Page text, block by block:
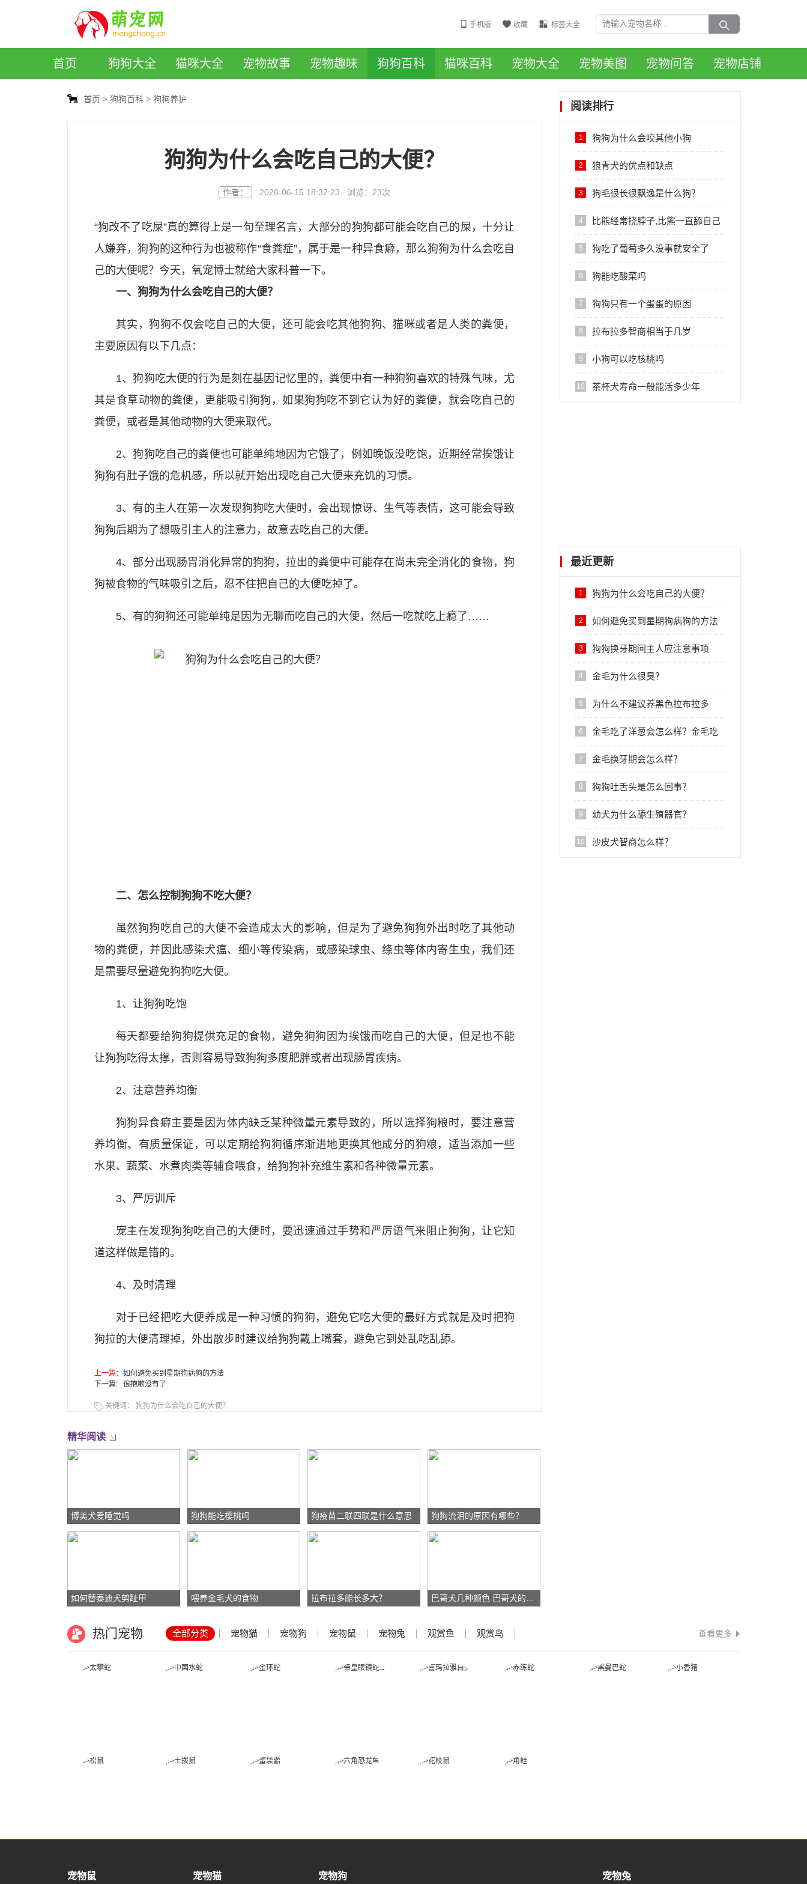
手机版 收藏 标签大全
首页 狗狗大全 猫咪大全 宠物故事 宠物趣味 狗狗百科 猫咪百科 宠物大全 宠物美图 宠物问答 宠物店铺
首页 狗狗百科 狗狗养护
狗狗为什么会吃自己的大便？
作者： 2026-06-15 18:32:23 浏览： 23次
“狗改不了吃屎”真的算得上是一句至理名言，大部分的狗狗都可能会吃自己的屎，十分让
人嫌弃，狗狗的这种行为也被称作“食粪症”，属于是一种异食癖，那么狗狗为什么会吃自
己的大便呢？今天，氧宠博士就给大家科普一下。
一、狗狗为什么会吃自己的大便？
其实，狗狗不仅会吃自己的大便，还可能会吃其他狗狗、猫咪或者是人类的粪便，
主要原因有以下几点：
1、狗狗吃大便的行为是刻在基因记忆里的，粪便中有一种狗狗喜欢的特殊气味，尤
其是食草动物的粪便，更能吸引狗狗，如果狗狗吃不到它认为好的粪便，就会吃自己的
粪便，或者是其他动物的大便来取代。
2、狗狗吃自己的粪便也可能单纯地因为它饿了，例如晚饭没吃饱，近期经常挨饿让
狗狗有肚子饿的危机感，所以就开始出现吃自己大便来充饥的习惯。
3、有的主人在第一次发现狗狗吃大便时，会出现惊讶、生气等表情，这可能会导致
狗狗后期为了想吸引主人的注意力，故意去吃自己的大便。
4、部分出现肠胃消化异常的狗狗，拉出的粪便中可能存在尚未完全消化的食物，狗
狗被食物的气味吸引之后，忍不住把自己的大便吃掉了。
5、有的狗狗还可能单纯是因为无聊而吃自己的大便，然后一吃就吃上瘾了……
二、怎么控制狗狗不吃大便？
虽然狗狗吃自己的大便不会造成太大的影响，但是为了避免狗狗外出时吃了其他动
物的粪便，并因此感染犬瘟、细小等传染病，或感染球虫、绦虫等体内寄生虫，我们还
是需要尽量避免狗狗吃大便。
1、让狗狗吃饱
每天都要给狗狗提供充足的食物，避免狗狗因为挨饿而吃自己的大便，但是也不能
让狗狗吃得太撑，否则容易导致狗狗多度肥胖或者出现肠胃疾病。
2、注意营养均衡
狗狗异食癖主要是因为体内缺乏某种微量元素导致的，所以选择狗粮时，要注意营
养均衡、有质量保证，可以定期给狗狗循序渐进地更换其他成分的狗粮，适当添加一些
水果、蔬菜、水煮肉类等辅食喂食，给狗狗补充维生素和各种微量元素。
3、严厉训斥
宠主在发现狗狗吃自己的大便时，要迅速通过手势和严厉语气来阻止狗狗，让它知
道这样做是错的。
4、及时清理
对于已经把吃大便养成是一种习惯的狗狗，避免它吃大便的最好方式就是及时把狗
狗拉的大便清理掉，外出散步时建议给狗狗戴上嘴套，避免它到处乱吃乱舔。
上一篇 ： 如何避免买到星期狗病狗的方法
下一篇: 很抱歉没有了
关键词： 狗狗为什么会吃自己的大便？
精华阅读
博美犬爱睡觉吗 狗狗能吃樱桃吗 狗疫苗二联四联是什么意思 狗狗流泪的原因有哪些？
如何替泰迪犬剪趾甲 喂养金毛犬的食物 拉布拉多能长多大？
阅读排行
1 狗狗为什么会咬其他小狗
2 狼青犬的优点和缺点
3 狗毛很长很飘逸是什么狗？
4 比熊经常挠脖子,比熊一直舔自己
后腿怎么回事
5 狗吃了葡萄多久没事就安全了
6 狗能吃酸菜吗
7 狗狗只有一个蛋蛋的原因
8 拉布拉多智商相当于几岁
9 小狗可以吃核桃吗
10 茶杯犬寿命一般能活多少年
最近更新
1 狗狗为什么会吃自己的大便？
2 如何避免买到星期狗病狗的方法
3 狗狗换牙期间主人应注意事项
4 金毛为什么很臭？
5 为什么不建议养黑色拉布拉多
6 金毛吃了洋葱会怎么样？金毛吃
了洋葱会怎么样？
7 金毛换牙期会怎么样？
8 狗狗吐舌头是怎么回事？
9 幼犬为什么舔生殖器官？
10 沙皮犬智商怎么样？
热门宠物 全部分类 宠物猫 宠物狗 宠物鼠 宠物兔 观赏鱼 观赏鸟 查看更多
宠物鼠 宠物猫 宠物狗 宠物兔